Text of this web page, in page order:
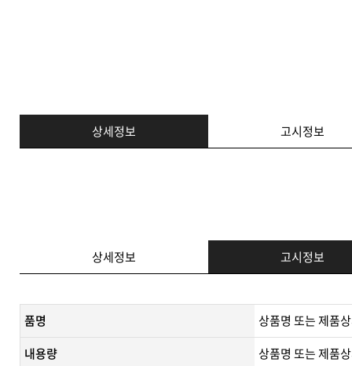
상세정보 고시정보
상세정보 고시정보
품명
상품명 또는 제품
내용량
상품명 또는 제품